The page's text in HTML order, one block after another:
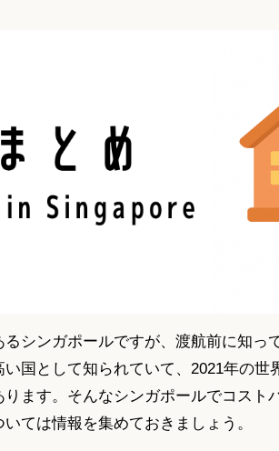
シンガポールですが、渡航前に知っ
国として知られていて、2021年の世
ます。そんなシンガポールでコスト
ては情報を集めておきましょう。